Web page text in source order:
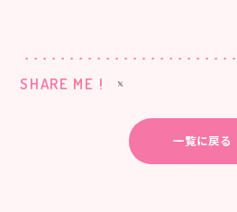
SHARE ME !
一覧に戻る